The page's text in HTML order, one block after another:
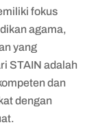
fokus
agama,
yang
STAIN adalah
dan
dengan